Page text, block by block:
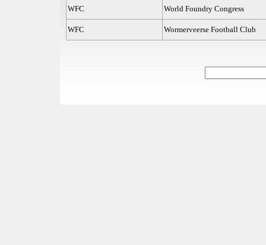
WFC
World Foundry Congress
WFC Wormerveerse Football Club